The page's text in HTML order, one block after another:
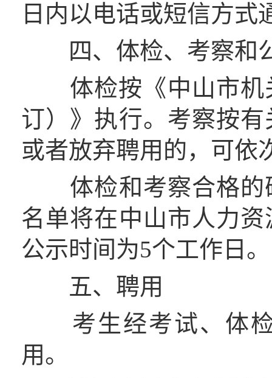
日内以电话或短信方式
四、体检、考察和
体检按《中山市机
订）》执行。考察按
或者放弃聘用的，可依
体检和考察合格的
名单将在中山市人力
公示时间为5个工作日。
五、聘用
考生经考试、体检
用。